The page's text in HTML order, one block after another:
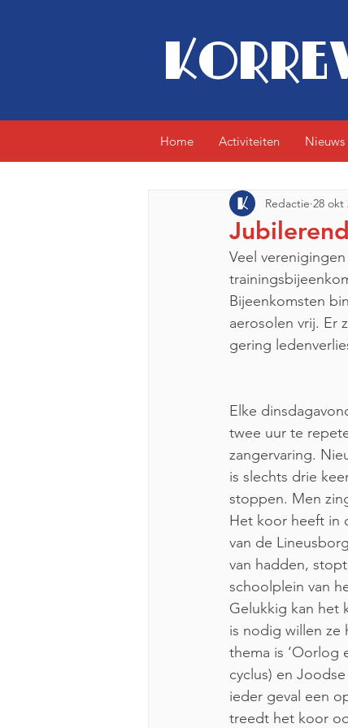
Home Activiteiten Nieuws
Redactie 28 okt
Veel
Bijeenkomsten
aerosolen vrij. Er
gering
Elke
twee uur te
zangervaring.
is slechts drie
stoppen. Men
Het koor heeft in
van de
van hadden,
schoolplein van
Gelukkig kan het
is nodig willen ze
thema is ‘Oorlog
cyclus) en
ieder geval een
treedt het koor